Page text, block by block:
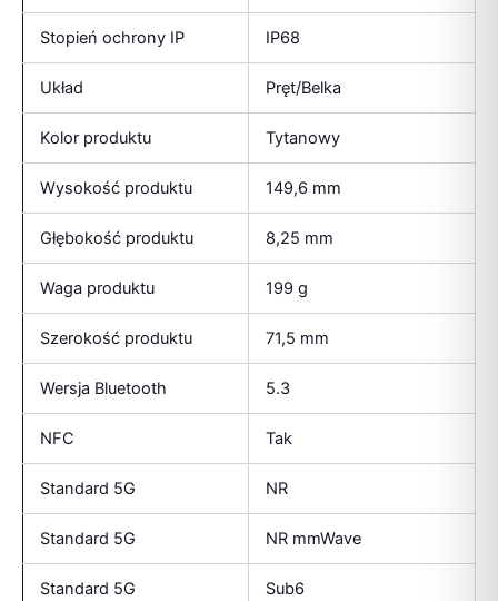
Stopień ochrony IP IP68
Układ Pręt/Belka
Kolor produktu Tytanowy
Wysokość produktu 149,6 mm
Głębokość produktu 8,25 mm
Waga produktu 199 g
Szerokość produktu 71,5 mm
Wersja Bluetooth 5.3
NFC Tak
Standard 5G NR
Standard 5G NR mmWave
Standard 5G Sub6